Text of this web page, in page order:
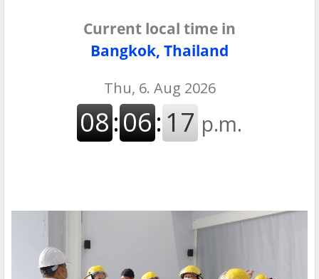
Current local time in
Bangkok, Thailand